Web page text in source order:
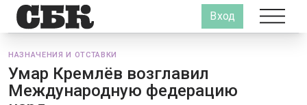
Вход
НАЗНАЧЕНИЯ И ОТСТАВКИ
Умар Кремлёв возглавил
Международную федерацию